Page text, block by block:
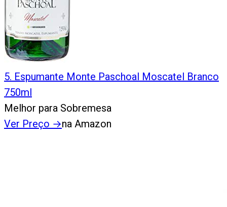
5. Espumante Monte Paschoal Moscatel Branco
750ml
Melhor para Sobremesa
Ver Preço →na Amazon